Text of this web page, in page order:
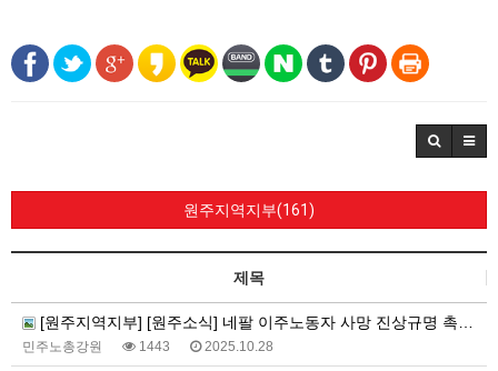
원주지역지부(161)
제목
[원주지역지부] [원주소식] 네팔 이주노동자 사망 진상규명 촉구 기자회견 및 간담회
민주노총강원 1443 2025.10.28